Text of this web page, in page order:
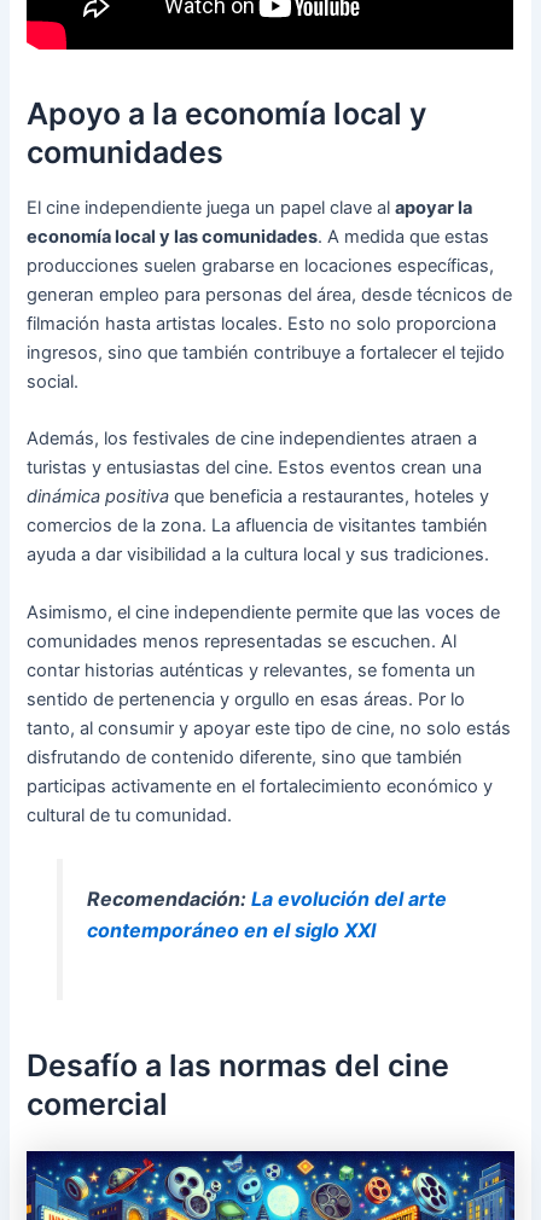
Apoyo a la economía local y
comunidades
El cine independiente juega un papel clave alapoyar la
economía local y las comunidades. A medida que estas
producciones suelen grabarse en locaciones específicas,
generan empleo para personas del área, desde técnicos de
filmación hasta artistas locales. Esto no solo proporciona
ingresos, sino que también contribuye a fortalecer el tejido
social.
Además, los festivales de cine independientes atraen a
turistas y entusiastas del cine. Estos eventos crean una
dinámica positiva que beneficia a restaurantes, hoteles y
comercios de la zona. La afluencia de visitantes también
ayuda a dar visibilidad a la cultura local y sus tradiciones.
Asimismo, el cine independiente permite que las voces de
comunidades menos representadas se escuchen. Al
contar historias auténticas y relevantes, se fomenta un
sentido de pertenencia y orgullo en esas áreas. Por lo
tanto, al consumir y apoyar este tipo de cine, no solo estás
disfrutando de contenido diferente, sino que también
participas activamente en el fortalecimiento económico y
cultural de tu comunidad.
Recomendación: La evolución del arte
contemporáneo en el siglo XXI
Desafío a las normas del cine
comercial